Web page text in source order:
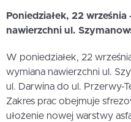
Poniedziałek, 22
nawierzchni ul.
W poniedziałek, 22
wymiana nawierzchni ul.
ul. Darwina do ul. Przerwy-
Zakres prac obejmuje
ułożenie nowej warstwy